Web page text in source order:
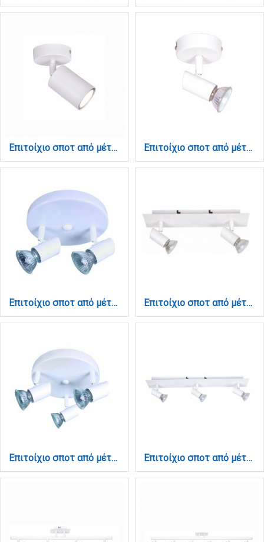
Επιτοίχιο σποτ από μέταλλο σε λευκή απόχρωση 1XGU10 D:10cm (9086-1) Επιτοίχιο σποτ από μέταλλο σε λευκή απόχρωση 1XGU10 D:8cm (9077-1Φ-Λευκό)
Επιτοίχιο σποτ από μέταλλο σε λευκή απόχρωση 2XGU10 D:17cm (9077-2Φ-Λευκό) Επιτοίχιο σποτ από μέταλλο σε λευκή απόχρωση 2XGU10 D:25cm (9078-2Φ-Λευκό)
Επιτοίχιο σποτ από μέταλλο σε λευκή απόχρωση 3XGU10 D:25cm (9077-3Φ-Λευκό) Επιτοίχιο σποτ από μέταλλο σε λευκή απόχρωση 3XGU10 D:32cm (9078-3Φ-Λευκό)